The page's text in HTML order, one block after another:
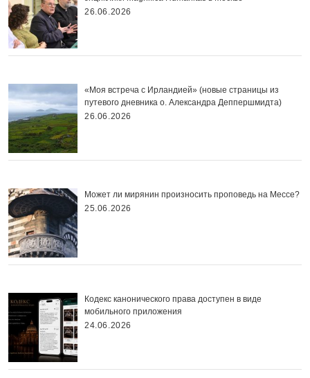
26.06.2026
«Моя встреча с Ирландией» (новые страницы из
путевого дневника о. Александра Деппершмидта)
26.06.2026
Может ли мирянин произносить проповедь на Мессе?
25.06.2026
Кодекс канонического права доступен в виде
мобильного приложения
24.06.2026